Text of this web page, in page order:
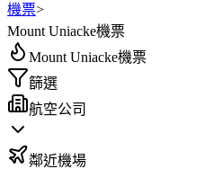
機票>
Mount Uniacke機票
Mount Uniacke機票
篩選
航空公司
鄰近機場